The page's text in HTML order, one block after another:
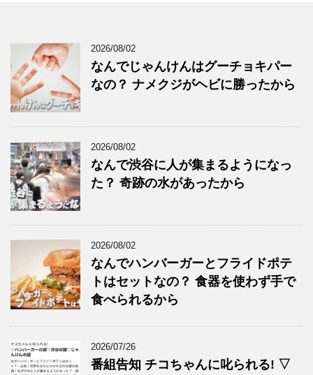
2026/08/02
なんでじゃんけんはグーチョキパー
なの？ ナメクジがヘビに勝ったから
2026/08/02
なんで渋谷に人が集まるようになっ
た？ 奇跡の水があったから
2026/08/02
なんでハンバーガーとフライドポテ
トはセットなの？ 食器を使わず手で
食べられるから
2026/07/26
番組告知 チコちゃんに叱られる! ▽